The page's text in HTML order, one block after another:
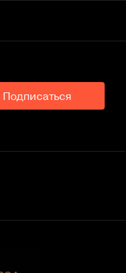
Подписаться